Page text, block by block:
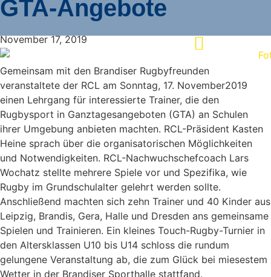
GTA-Angebote
November 17, 2019
Gemeinsam mit den Brandiser Rugbyfreunden
veranstaltete der RCL am Sonntag, 17. November2019
einen Lehrgang für interessierte Trainer, die den
Rugbysport in Ganztagesangeboten (GTA) an Schulen
ihrer Umgebung anbieten machten. RCL-Präsident Kasten
Heine sprach über die organisatorischen Möglichkeiten
und Notwendigkeiten. RCL-Nachwuchschefcoach Lars
Wochatz stellte mehrere Spiele vor und Spezifika, wie
Rugby im Grundschulalter gelehrt werden sollte.
Anschließend machten sich zehn Trainer und 40 Kinder aus
Leipzig, Brandis, Gera, Halle und Dresden ans gemeinsame
Spielen und Trainieren. Ein kleines Touch-Rugby-Turnier in
den Altersklassen U10 bis U14 schloss die rundum
gelungene Veranstaltung ab, die zum Glück bei miesestem
Wetter in der Brandiser Sporthalle stattfand.